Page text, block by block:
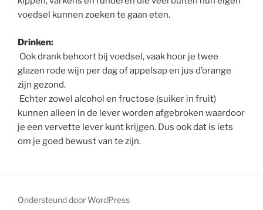
voedsel kunnen zoeken te gaan eten.
Drinken:
Ook drank behoort bij voedsel, vaak hoor je twee
glazen rode wijn per dag of appelsap en jus d’orange
zijn gezond.
Echter zowel alcohol en fructose (suiker in fruit)
kunnen alleen in de lever worden afgebroken waardoor
je een vervette lever kunt krijgen. Dus ook dat is iets
om je goed bewust van te zijn.
Ondersteund door WordPress